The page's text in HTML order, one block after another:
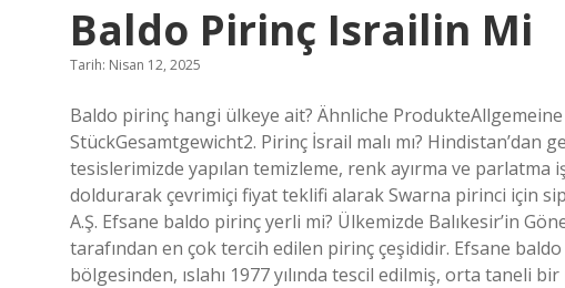
Baldo Pirinç Israilin Mi
Tarih: Nisan 12, 2025
Baldo pirinç hangi ülkeye ait? Ähnliche
StückGesamtgewicht2. Pirinç İsrail malı mı?
tesislerimizde yapılan temizleme, renk ayırma ve parlatma
doldurarak çevrimiçi fiyat teklifi alarak Swarna pirinci için
A.Ş. Efsane baldo pirinç yerli mi? Ülkemizde Balıkesir’in
tarafından en çok tercih edilen pirinç çeşididir. Efsane
bölgesinden, ıslahı 1977 yılında tescil edilmiş, orta taneli